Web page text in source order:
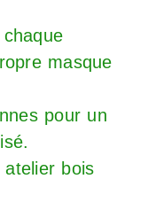
masque
pour un
atelier bois